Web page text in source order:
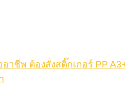
าชีพ ต้องสั่งสติ๊กเกอร์ PP